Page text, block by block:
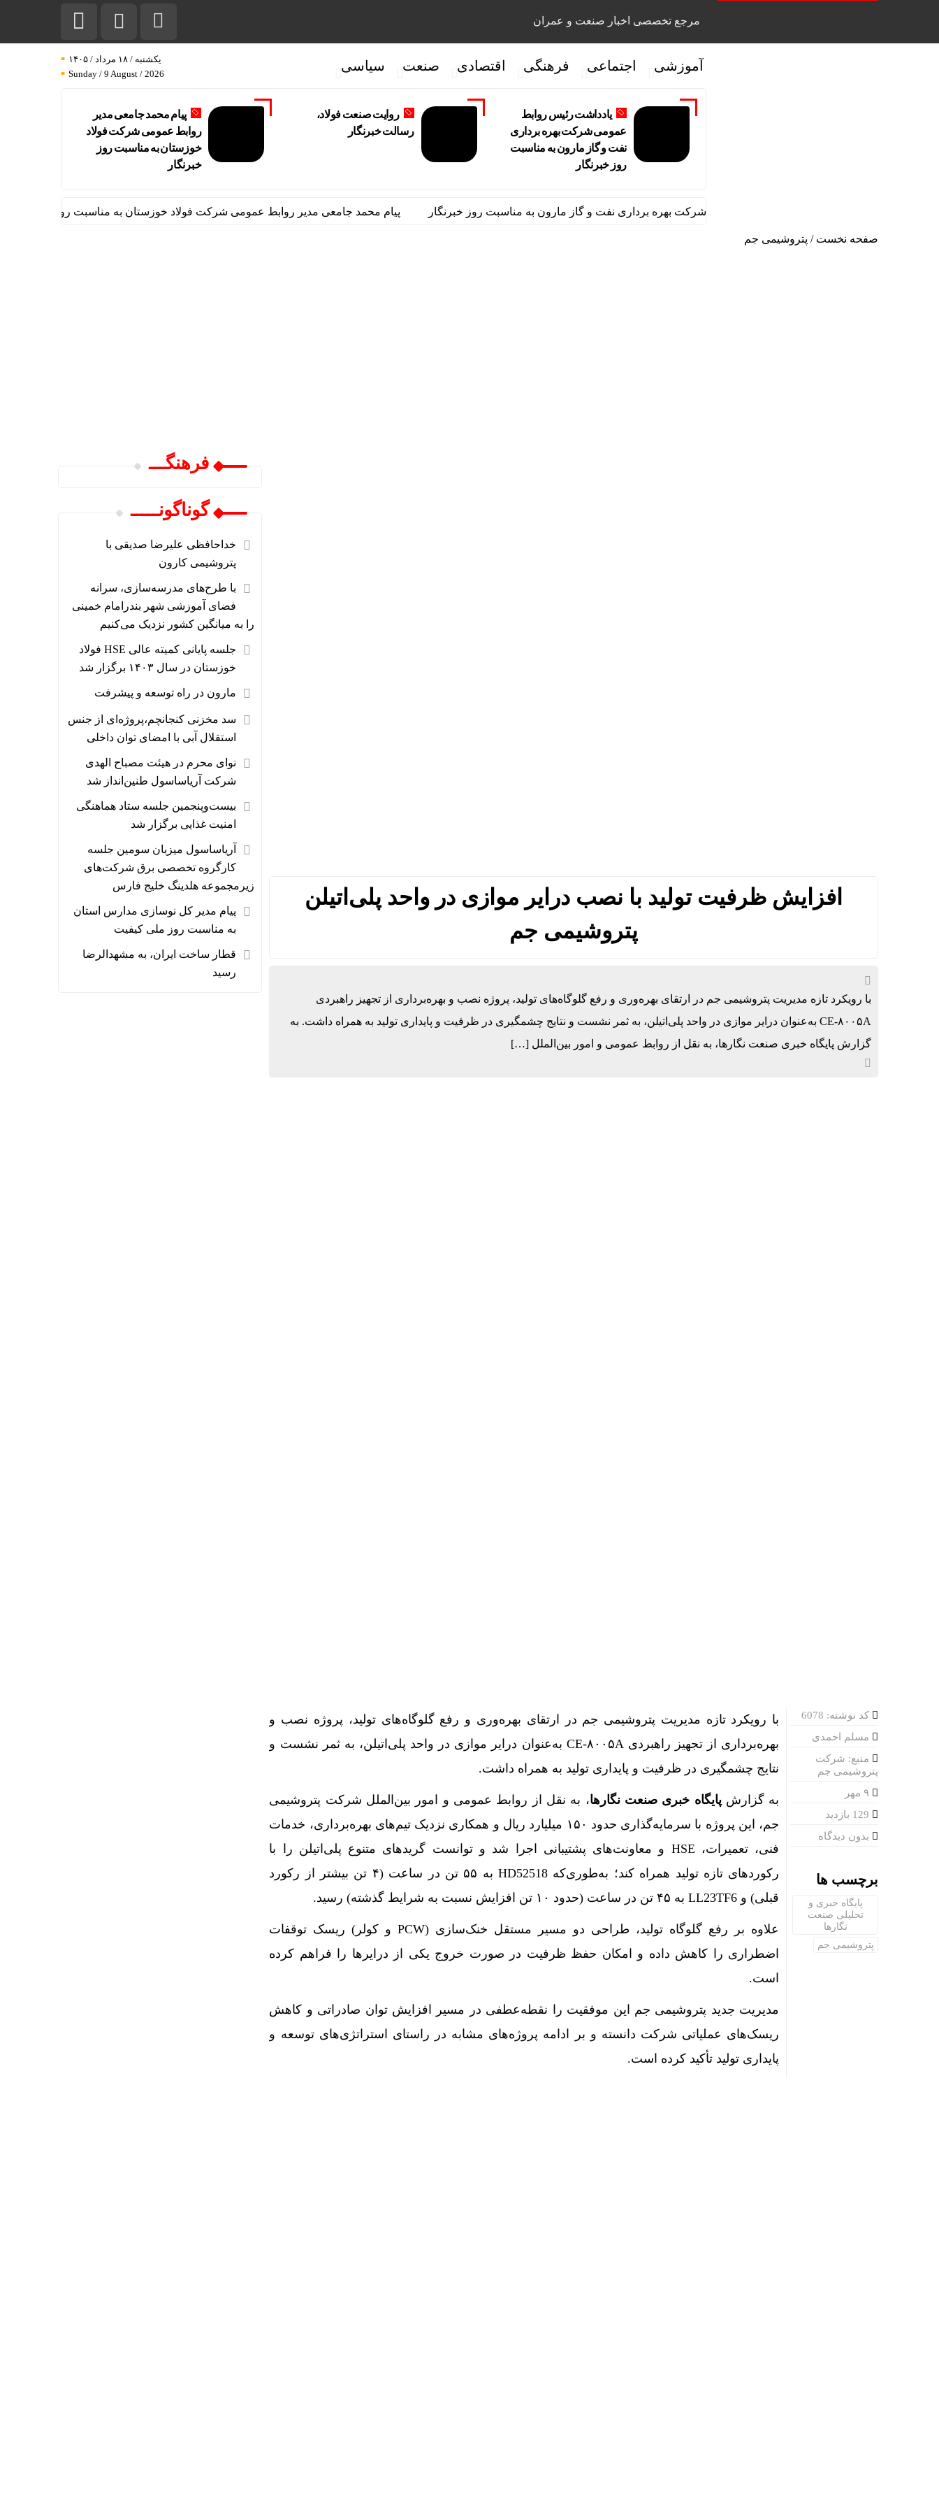
مرجع تخصصی اخبار صنعت و عمران
آموزشی اجتماعی فرهنگی اقتصادی صنعت سیاسی
یکشنبه / ۱۸ مرداد / ۱۴۰۵
Sunday / 9 August / 2026
یادداشت رئیس روابط
عمومی شرکت بهره برداری
نفت و گاز مارون به مناسبت
روز خبرنگار
روایت صنعت فولاد،‌
رسالت خبرنگار
پیام محمد جامعی مدیر
روابط عمومی شرکت فولاد
خوزستان به مناسبت روز
خبرنگار
یادداشت رئیس روابط عمومی شرکت بهره برداری نفت و گاز مارون به مناسبت روز خبرنگار پیام محمد جامعی مدیر روابط عمومی شرکت فولاد خوزستان به مناسبت روز خبرنگار
صفحه نخست / پتروشیمی جم
افزایش ظرفیت تولید با نصب درایر موازی در واحد پلی‌اتیلن
پتروشیمی جم
با رویکرد تازه مدیریت پتروشیمی جم در ارتقای بهره‌وری و رفع گلوگاه‌های تولید، پروژه نصب و بهره‌برداری از تجهیز راهبردی
CE‑۸۰۰۵A به‌عنوان درایر موازی در واحد پلی‌اتیلن، به ثمر نشست و نتایج چشمگیری در ظرفیت و پایداری تولید به همراه داشت. به
گزارش پایگاه خبری صنعت نگارها، به نقل از روابط عمومی و امور بین‌الملل […]
کد نوشته: 6078
مسلم احمدی
منبع: شرکت
پتروشیمی جم
بدون دیدگاه
برچسب ها
پایگاه خبری و
تحلیلی صنعت
نگارها
پتروشیمی جم
با رویکرد تازه مدیریت پتروشیمی جم در ارتقای بهره‌وری و رفع گلوگاه‌های تولید، پروژه نصب و
بهره‌برداری از تجهیز راهبردی CE‑۸۰۰۵A به‌عنوان درایر موازی در واحد پلی‌اتیلن، به ثمر نشست و
نتایج چشمگیری در ظرفیت و پایداری تولید به همراه داشت.
به گزارشپایگاه خبری صنعت نگارها، به نقل از روابط عمومی و امور بین‌الملل شرکت پتروشیمی
جم، این پروژه با سرمایه‌گذاری حدود ۱۵۰ میلیارد ریال و همکاری نزدیک تیم‌های بهره‌برداری، خدمات
فنی، تعمیرات، HSE و معاونت‌های پشتیبانی اجرا شد و توانست گریدهای متنوع پلی‌اتیلن را با
رکوردهای تازه تولید همراه کند؛ به‌طوری‌که HD52518 به ۵۵ تن در ساعت (۴ تن بیشتر از رکورد
قبلی) و LL23TF6 به ۴۵ تن در ساعت (حدود ۱۰ تن افزایش نسبت به شرایط گذشته) رسید.
علاوه بر رفع گلوگاه تولید، طراحی دو مسیر مستقل خنک‌سازی (PCW و کولر) ریسک توقفات
اضطراری را کاهش داده و امکان حفظ ظرفیت در صورت خروج یکی از درایرها را فراهم کرده
است.
مدیریت جدید پتروشیمی جم این موفقیت را نقطه‌عطفی در مسیر افزایش توان صادراتی و کاهش
ریسک‌های عملیاتی شرکت دانسته و بر ادامه پروژه‌های مشابه در راستای استراتژی‌های توسعه و
پایداری تولید تأکید کرده است.
فرهنگـــ
گوناگونـــــ
خداحافظی علیرضا صدیقی با
پتروشیمی کارون
با طرح‌های مدرسه‌سازی، سرانه
فضای آموزشی شهر بندرامام خمینی
را به میانگین کشور نزدیک می‌کنیم
جلسه پایانی کمیته عالی HSE فولاد
خوزستان در سال ۱۴۰۳ برگزار شد
مارون در راه توسعه و پیشرفت
سد مخزنی کنجانچم،پروژه‌ای از جنس
استقلال آبی با امضای توان داخلی
نوای محرم در هیئت مصباح الهدی
شرکت آریاساسول طنین‌انداز شد
بیست‌وپنجمین جلسه ستاد هماهنگی
امنیت غذایی برگزار شد
آریاساسول میزبان سومین جلسه
کارگروه تخصصی برق شرکت‌های
زیرمجموعه هلدینگ خلیج فارس
پیام مدیر کل نوسازی مدارس استان
به مناسبت روز ملی کیفیت
قطار ساخت ایران، به مشهدالرضا
رسید